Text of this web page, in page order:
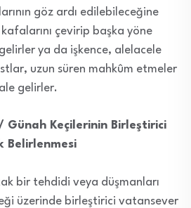
göz ardı edilebileceğine
çevirip başka yöne
ya da işkence, alelacele
uzun süren mahkûm etmeler
gelirler.
Günah Keçilerinin Birleştirici
Belirlenmesi
bir tehdidi veya düşmanları
üzerinde birleştirici vatansever